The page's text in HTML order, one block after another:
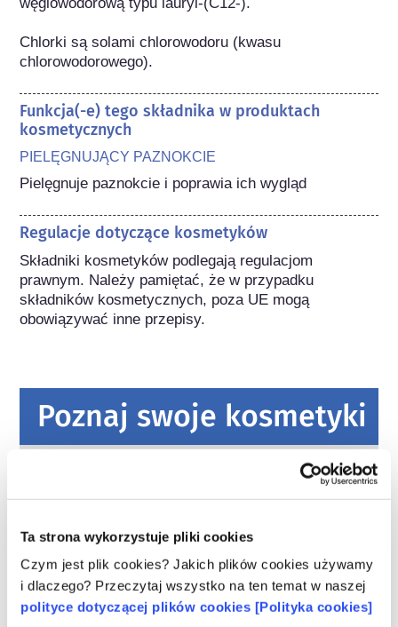
Ta strona wykorzystuje pliki cookies
Czym jest plik cookies? Jakich plików cookies używamy
i dlaczego? Przeczytaj wszystko na ten temat w naszej
polityce dotyczącej plików cookies [Polityka cookies]
Chlorki są solami chlorowodoru (kwasu
chlorowodorowego).
Funkcja(-e) tego składnika w produktach
kosmetycznych
PIELĘGNUJĄCY PAZNOKCIE
Pielęgnuje paznokcie i poprawia ich wygląd
Regulacje dotyczące kosmetyków
Składniki kosmetyków podlegają regulacjom
prawnym. Należy pamiętać, że w przypadku
składników kosmetycznych, poza UE mogą
obowiązywać inne przepisy.
Poznaj swoje kosmetyki
bezpieczeństwo kosmetyków w Europie?
kosmetyczne i higieny osobistej sprzedawane
oraz krajowe i europejskie organy regulacyjne
wspólnie ponoszą odpowiedzialność za
bezpieczeństwo produktów kosmetycznych.
czytaj więcej
Co należy wiedzieć o substancjach
zaburzających gospodarkę hormonalną